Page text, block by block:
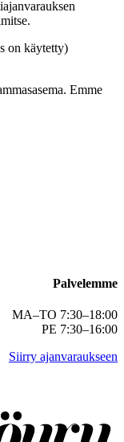
on käytetty)
Emme
Palvelemme
MA–TO 7:30–18:00
PE 7:30–16:00
Siirry ajanvaraukseen